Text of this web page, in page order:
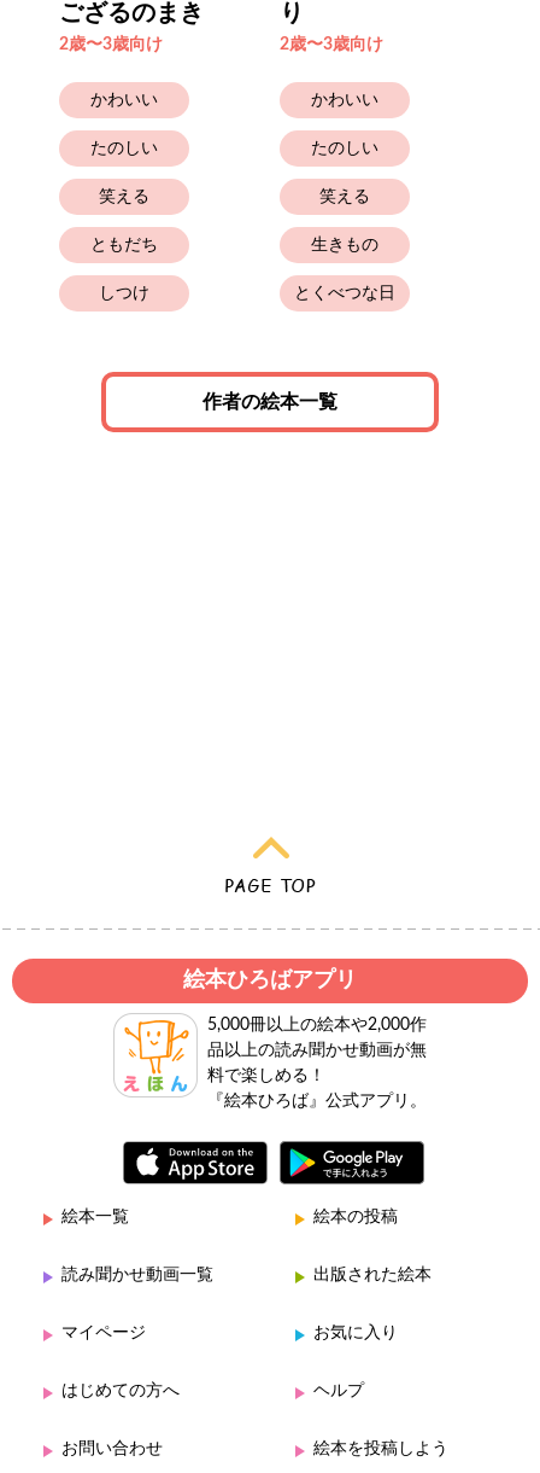
ござるのまき
2歳〜3歳向け
かわいい
たのしい
笑える
ともだち
しつけ
り
2歳〜3歳向け
かわいい
たのしい
笑える
生きもの
とくべつな日
作者の絵本一覧
絵本ひろばアプリ
5,000冊以上の絵本や2,000作
品以上の読み聞かせ動画が無
料で楽しめる！
『絵本ひろば』公式アプリ。
絵本一覧 絵本の投稿
読み聞かせ動画一覧 出版された絵本
マイページ お気に入り
はじめての方へ ヘルプ
お問い合わせ 絵本を投稿しよう